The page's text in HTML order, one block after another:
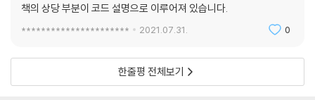
___4.2.5 차별화 요인 6: 강화학습 기법
4.3 차트 데이터와 학습 데이터 살펴보기
4.4 주식투자 강화학습 절차(process)
책의 상당 부분이 코드 설명으로 이루어져 있습니다.
********************** 2021.07.31. 0
한줄평 전체보기